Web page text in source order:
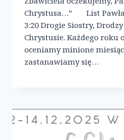
Chrystusa…” List
3:20 Drogie Siostry,
Chrystusie. Każdego roku
oceniamy minione
zastanawiamy się…